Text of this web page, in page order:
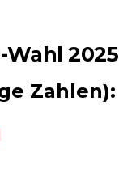
Wahl 2025
Zahlen):